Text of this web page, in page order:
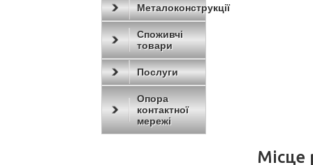
Металоконструкції
Споживчі
товари
Послуги
Опора
контактної
мережі
Місце